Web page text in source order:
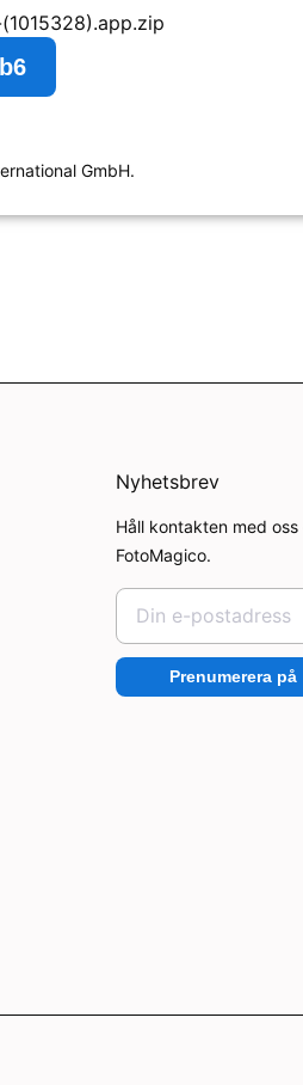
GmbH.
Nyhetsbrev
Håll kontakten med
FotoMagico.
Prenumerera på